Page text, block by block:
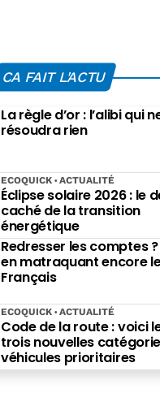
CA FAIT L'ACTU
La règle d’or : l’alibi qui
résoudra rien
Éclipse solaire 2026 : le
caché de la transition
énergétique
ECOQUICK ACTUALITÉ
Redresser les comptes
en matraquant encore
Français
Code de la route : voici
trois nouvelles
véhicules prioritaires
ECOQUICK ACTUALITÉ